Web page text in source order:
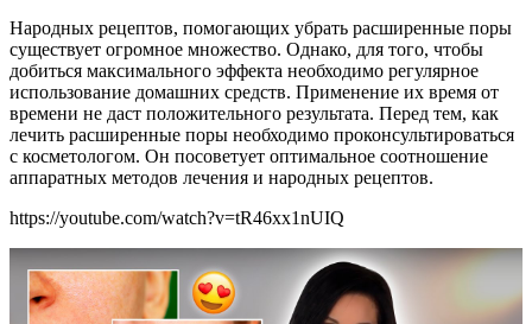
Народных рецептов, помогающих убрать расширенные поры
существует огромное множество. Однако, для того, чтобы
добиться максимального эффекта необходимо регулярное
использование домашних средств. Применение их время от
времени не даст положительного результата. Перед тем, как
лечить расширенные поры необходимо проконсультироваться
с косметологом. Он посоветует оптимальное соотношение
аппаратных методов лечения и народных рецептов.
https://youtube.com/watch?v=tR46xx1nUIQ